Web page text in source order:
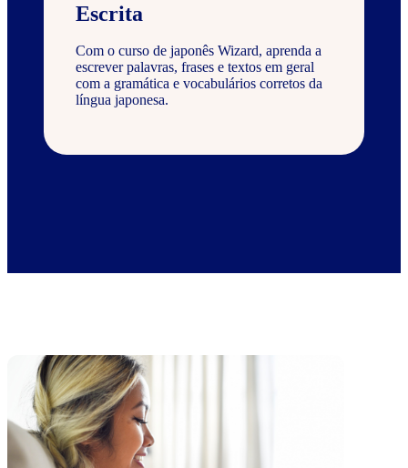
Escrita
Com o curso de japonês Wizard, aprenda a
escrever palavras, frases e textos em geral
com a gramática e vocabulários corretos da
língua japonesa.